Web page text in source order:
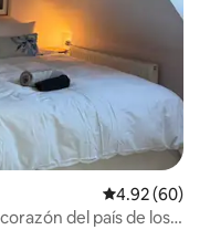
Calificación
4.92 (60)
del país de los